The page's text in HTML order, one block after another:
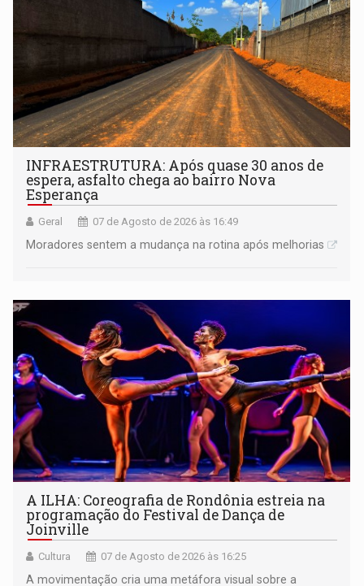
INFRAESTRUTURA: Após quase 30 anos de
espera, asfalto chega ao bairro Nova
Esperança
Geral 07 de Agosto de 2026 às 16:49
Moradores sentem a mudança na rotina após melhorias
A ILHA: Coreografia de Rondônia estreia na
programação do Festival de Dança de
Joinville
Cultura 07 de Agosto de 2026 às 16:25
A movimentação cria uma metáfora visual sobre a